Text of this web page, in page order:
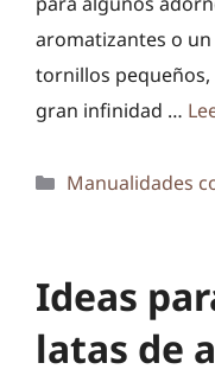
aromatizantes o
tornillos pequeños,
gran infinidad …
Categorías
Manualidades
Ideas
latas de